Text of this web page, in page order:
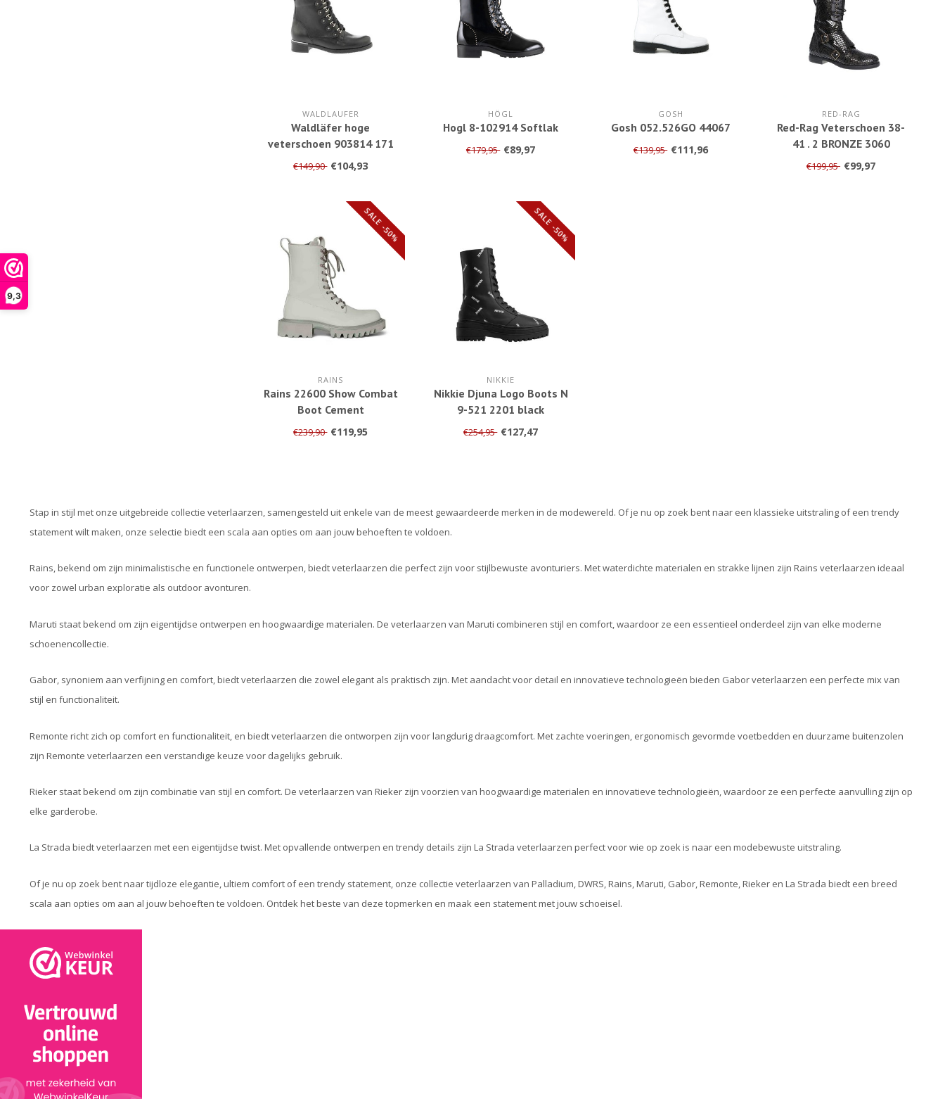
9,3
WALDLAUFER
Waldläfer hoge
veterschoen 903814 171
001 Hienna
€149,90 €104,93
HÖGL
Hogl 8-102914 Softlak
€179,95 €89,97
GOSH
Gosh 052.526GO 44067
€139,95 €111,96
RED-RAG
Red-Rag Veterschoen 38-
41 . 2 BRONZE 3060
€199,95 €99,97
SALE -50%
RAINS
Rains 22600 Show Combat
Boot Cement
€239,90 €119,95
SALE -50%
NIKKIE
Nikkie Djuna Logo Boots N
9-521 2201 black
€254,95 €127,47
Stap in stijl met onze uitgebreide collectie veterlaarzen, samengesteld uit enkele van de meest gewaardeerde merken in de modewereld. Of je nu op zoek bent naar een klassieke uitstraling of een trendy
statement wilt maken, onze selectie biedt een scala aan opties om aan jouw behoeften te voldoen.
Rains, bekend om zijn minimalistische en functionele ontwerpen, biedt veterlaarzen die perfect zijn voor stijlbewuste avonturiers. Met waterdichte materialen en strakke lijnen zijn Rains veterlaarzen ideaal
voor zowel urban exploratie als outdoor avonturen.
Maruti staat bekend om zijn eigentijdse ontwerpen en hoogwaardige materialen. De veterlaarzen van Maruti combineren stijl en comfort, waardoor ze een essentieel onderdeel zijn van elke moderne
schoenencollectie.
Gabor, synoniem aan verfijning en comfort, biedt veterlaarzen die zowel elegant als praktisch zijn. Met aandacht voor detail en innovatieve technologieën bieden Gabor veterlaarzen een perfecte mix van
stijl en functionaliteit.
Remonte richt zich op comfort en functionaliteit, en biedt veterlaarzen die ontworpen zijn voor langdurig draagcomfort. Met zachte voeringen, ergonomisch gevormde voetbedden en duurzame buitenzolen
zijn Remonte veterlaarzen een verstandige keuze voor dagelijks gebruik.
Rieker staat bekend om zijn combinatie van stijl en comfort. De veterlaarzen van Rieker zijn voorzien van hoogwaardige materialen en innovatieve technologieën, waardoor ze een perfecte aanvulling zijn op
elke garderobe.
La Strada biedt veterlaarzen met een eigentijdse twist. Met opvallende ontwerpen en trendy details zijn La Strada veterlaarzen perfect voor wie op zoek is naar een modebewuste uitstraling.
Of je nu op zoek bent naar tijdloze elegantie, ultiem comfort of een trendy statement, onze collectie veterlaarzen van Palladium, DWRS, Rains, Maruti, Gabor, Remonte, Rieker en La Strada biedt een breed
scala aan opties om aan al jouw behoeften te voldoen. Ontdek het beste van deze topmerken en maak een statement met jouw schoeisel.